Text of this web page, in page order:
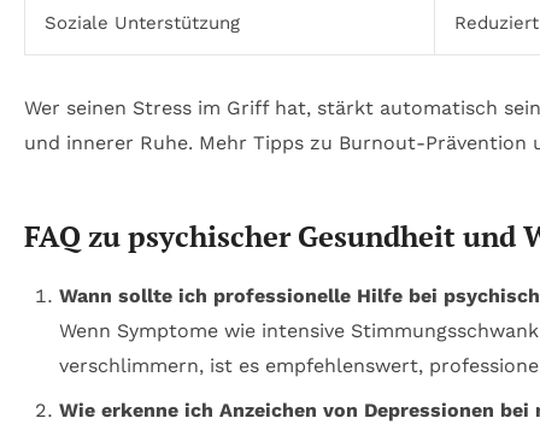
Soziale Unterstützung
Wer seinen Stress im Griff hat, stärkt automatisch
und innerer Ruhe. Mehr Tipps zu Burnout-
FAQ zu psychischer Gesundheit und
Wann sollte ich professionelle Hilfe bei
Wenn Symptome wie intensive
verschlimmern, ist es empfehlenswert,
Wie erkenne ich Anzeichen von Depressionen bei